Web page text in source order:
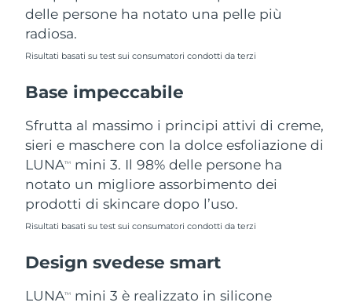
delle persone ha notato una pelle più
radiosa.
Risultati basati su test sui consumatori condotti da terzi
Base impeccabile
Sfrutta al massimo i principi attivi di creme,
sieri e maschere con la dolce esfoliazione di
LUNATM
mini 3. Il 98% delle persone ha
notato un migliore assorbimento dei
prodotti di skincare dopo l’uso.
Risultati basati su test sui consumatori condotti da terzi
Design svedese smart
LUNATM
mini 3 è realizzato in silicone
Stati Uniti Consegna stimata 12/08/2026
Vietnam